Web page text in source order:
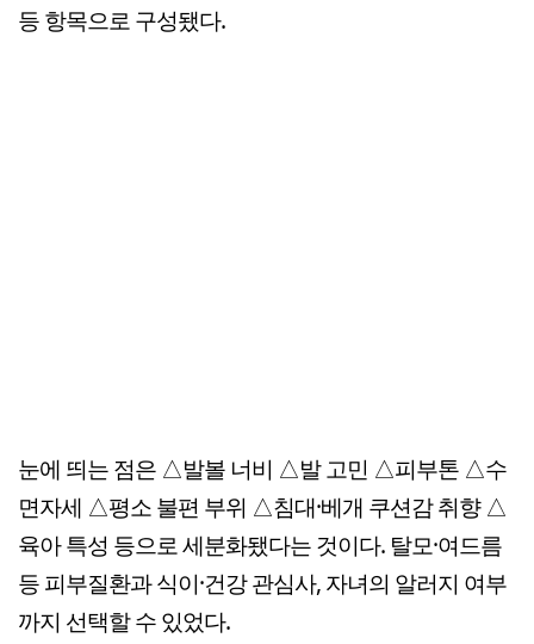
등 항목으로 구성됐다.
눈에 띄는 점은 △발볼 너비 △발 고민 △피부톤 △수
면자세 △평소 불편 부위 △침대·베개 쿠션감 취향 △
육아 특성 등으로 세분화됐다는 것이다. 탈모·여드름
등 피부질환과 식이·건강 관심사, 자녀의 알러지 여부
까지 선택할 수 있었다.